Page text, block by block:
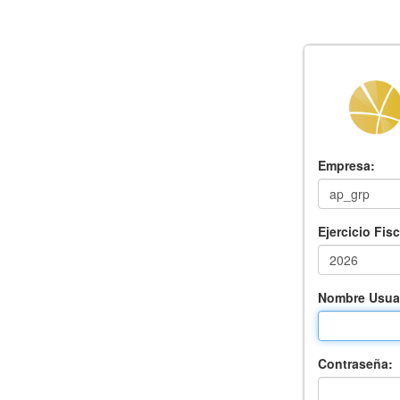
Empresa:
Ejercicio
Nombre
Contraseña: